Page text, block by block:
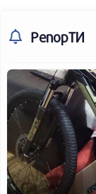
РепорТИ